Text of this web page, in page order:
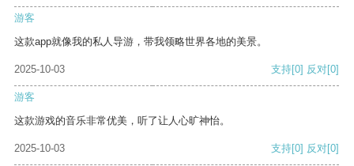
游客
这款app就像我的私人导游，带我领略世界各地的美景。
2025-10-03 支持[0] 反对[0]
游客
这款游戏的音乐非常优美，听了让人心旷神怡。
2025-10-03 支持[0] 反对[0]